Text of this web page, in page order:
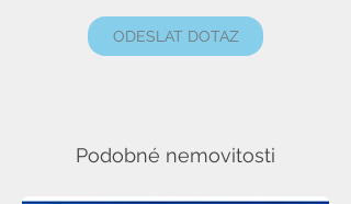
ODESLAT DOTAZ
Podobné nemovitosti